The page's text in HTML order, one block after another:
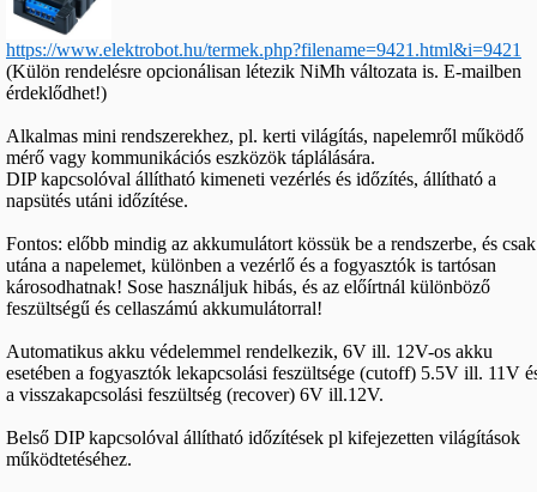
https://www.elektrobot.hu/termek.php?filename=9421.html&i=9421
(Külön rendelésre opcionálisan létezik NiMh változata is. E-mailben
érdeklődhet!)
Alkalmas mini rendszerekhez, pl. kerti világítás, napelemről működő
mérő vagy kommunikációs eszközök táplálására.
DIP kapcsolóval állítható kimeneti vezérlés és időzítés, állítható a
napsütés utáni időzítése.
Fontos: előbb mindig az akkumulátort kössük be a rendszerbe, és csak
utána a napelemet, különben a vezérlő és a fogyasztók is tartósan
károsodhatnak! Sose használjuk hibás, és az előírtnál különböző
feszültségű és cellaszámú akkumulátorral!
Automatikus akku védelemmel rendelkezik, 6V ill. 12V-os akku
esetében a fogyasztók lekapcsolási feszültsége (cutoff) 5.5V ill. 11V
a visszakapcsolási feszültség (recover) 6V ill.12V.
Belső DIP kapcsolóval állítható időzítések pl kifejezetten világítások
működtetéséhez.